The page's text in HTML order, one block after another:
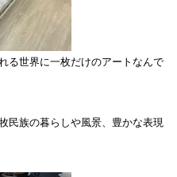
る世界に一枚だけのアートなんで
民族の暮らしや風景、豊かな表現